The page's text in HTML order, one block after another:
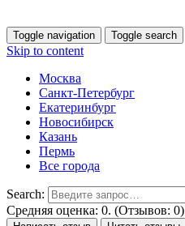
Toggle navigation Toggle search
Skip to content
Москва
Санкт-Петербург
Екатеринбург
Новосибирск
Казань
Пермь
Все города
Search:
Средняя оценка: 0. (Отзывов: 0)